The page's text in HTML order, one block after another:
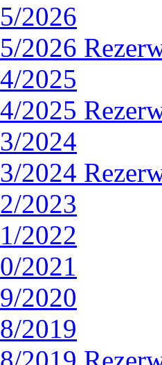
2026
2026
2025
2025
2024
2024
2023
2022
2021
2020
2019